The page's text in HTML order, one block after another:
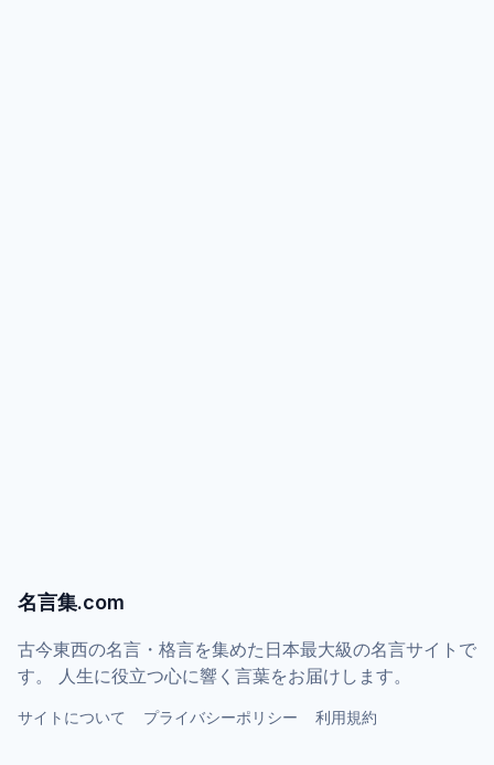
名言集.com
古今東西の名言・格言を集めた日本最大級の名言サイトで
す。 人生に役立つ心に響く言葉をお届けします。
サイトについて プライバシーポリシー 利用規約